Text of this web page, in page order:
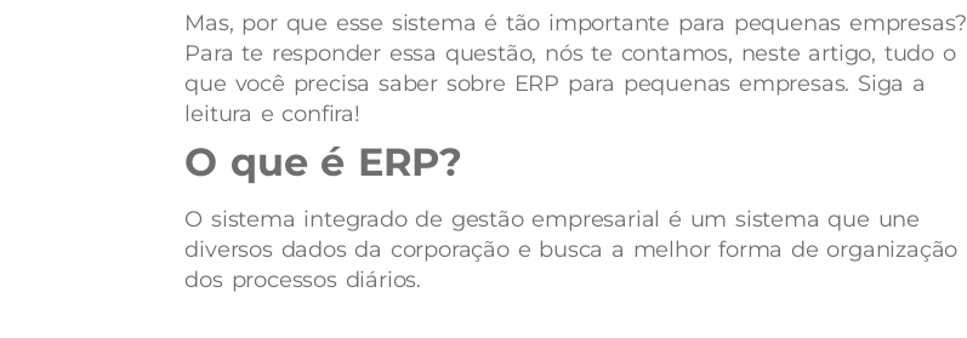
Mas, por que esse sistema é tão importante para pequenas empresas?
Para te responder essa questão, nós te contamos, neste artigo, tudo o
que você precisa saber sobre ERP para pequenas empresas. Siga a
leitura e confira!
O que é ERP?
O sistema integrado de gestão empresarial é um sistema que une
diversos dados da corporação e busca a melhor forma de organização
dos processos diários.